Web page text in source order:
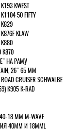
KWEST
50 FIFTY
KLAW
НА РАМУ
26" 65 ММ
CRUISER SCHWALBE
K905 K-RAD
18 ММ M-WAVE
40ММ И 18ММ),